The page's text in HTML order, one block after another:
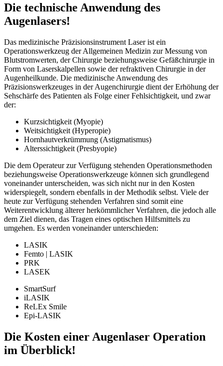
Die technische Anwendung des
Augenlasers!
Das medizinische Präzisionsinstrument Laser ist ein
Operationswerkzeug der Allgemeinen Medizin zur Messung von
Blutstromwerten, der Chirurgie beziehungsweise Gefäßchirurgie in
Form von Laserskalpellen sowie der refraktiven Chirurgie in der
Augenheilkunde. Die medizinische Anwendung des
Präzisionswerkzeuges in der Augenchirurgie dient der Erhöhung der
Sehschärfe des Patienten als Folge einer Fehlsichtigkeit, und zwar
der:
Kurzsichtigkeit (Myopie)
Weitsichtigkeit (Hyperopie)
Hornhautverkrümmung (Astigmatismus)
Alterssichtigkeit (Presbyopie)
Die dem Operateur zur Verfügung stehenden Operationsmethoden
beziehungsweise Operationswerkzeuge können sich grundlegend
voneinander unterscheiden, was sich nicht nur in den Kosten
widerspiegelt, sondern ebenfalls in der Methodik selbst. Viele der
heute zur Verfügung stehenden Verfahren sind somit eine
Weiterentwicklung älterer herkömmlicher Verfahren, die jedoch alle
dem Ziel dienen, das Tragen eines optischen Hilfsmittels zu
umgehen. Es werden voneinander unterschieden:
LASIK
Femto | LASIK
PRK
LASEK
SmartSurf
iLASIK
ReLEx Smile
Epi-LASIK
Die Kosten einer Augenlaser Operation
im Überblick!